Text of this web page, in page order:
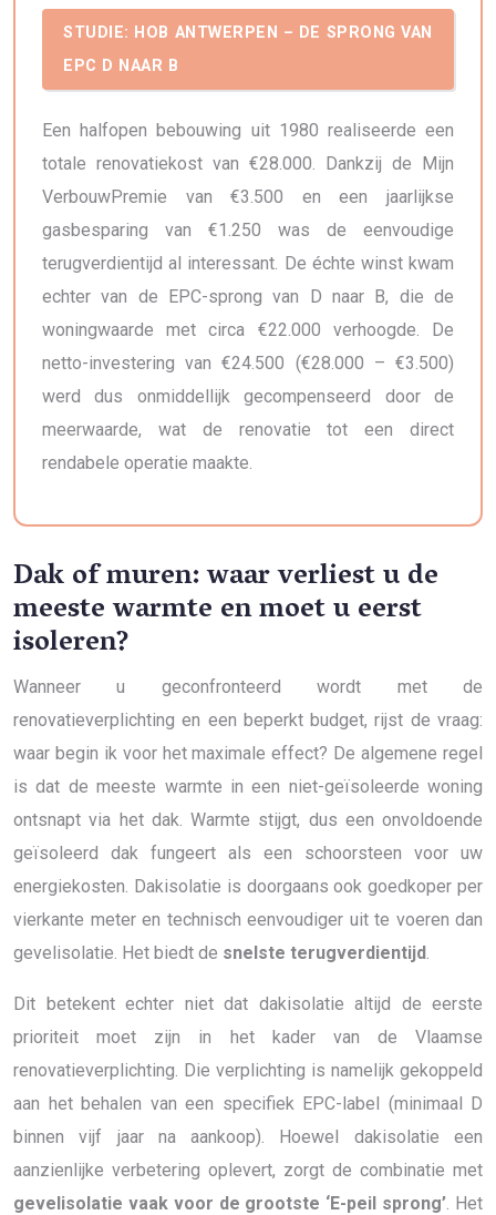
STUDIE: HOB ANTWERPEN – DE SPRONG VAN
EPC D NAAR B
Een halfopen bebouwing uit 1980 realiseerde een
totale renovatiekost van €28.000. Dankzij de Mijn
VerbouwPremie van €3.500 en een jaarlijkse
gasbesparing van €1.250 was de eenvoudige
terugverdientijd al interessant. De échte winst kwam
echter van de EPC-sprong van D naar B, die de
woningwaarde met circa €22.000 verhoogde. De
netto-investering van €24.500 (€28.000 – €3.500)
werd dus onmiddellijk gecompenseerd door de
meerwaarde, wat de renovatie tot een direct
rendabele operatie maakte.
Dak of muren: waar verliest u de
meeste warmte en moet u eerst
isoleren?
Wanneer u geconfronteerd wordt met de
renovatieverplichting en een beperkt budget, rijst de vraag:
waar begin ik voor het maximale effect? De algemene regel
is dat de meeste warmte in een niet-geïsoleerde woning
ontsnapt via het dak. Warmte stijgt, dus een onvoldoende
geïsoleerd dak fungeert als een schoorsteen voor uw
energiekosten. Dakisolatie is doorgaans ook goedkoper per
vierkante meter en technisch eenvoudiger uit te voeren dan
gevelisolatie. Het biedt de snelste terugverdientijd
Dit betekent echter niet dat dakisolatie altijd de eerste
prioriteit moet zijn in het kader van de Vlaamse
renovatieverplichting. Die verplichting is namelijk gekoppeld
aan het behalen van een specifiek EPC-label (minimaal D
binnen vijf jaar na aankoop). Hoewel dakisolatie een
aanzienlijke verbetering oplevert, zorgt de combinatie met
gevelisolatie vaak voor de grootste ‘E-peil sprong’ . Het